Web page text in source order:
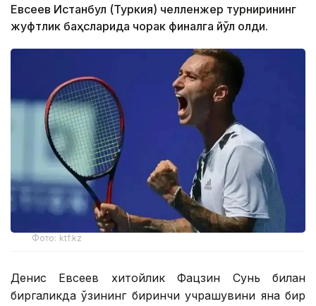
Евсеев Истанбул (Туркия) челленжер турнирининг
жуфтлик баҳсларида чорак финалга йўл олди.
Фото: ktf.kz
Денис Евсеев хитойлик Фацзин Сунь билан
биргаликда ўзининг биринчи учрашувини яна бир